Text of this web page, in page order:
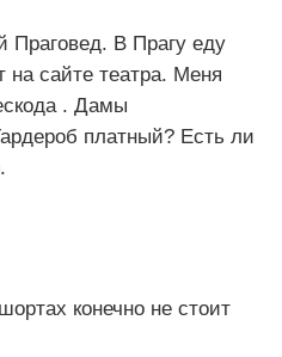
Праговед. В Прагу еду
на сайте театра. Меня
. Дамы
платный? Есть ли
конечно не стоит